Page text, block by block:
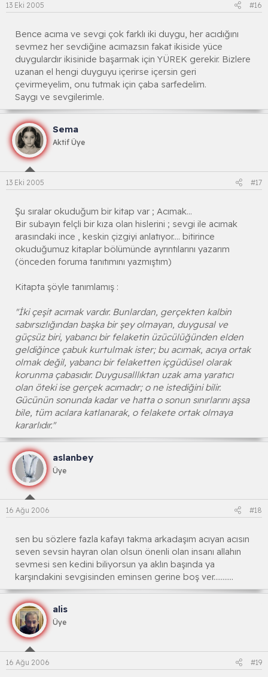
13 Eki 2005 #16
Bence acıma ve sevgi çok farklı iki duygu, her acıdığını
sevmez her sevdiğine acımazsın fakat ikiside yüce
duygulardır ikisinide başarmak için YÜREK gerekir. Bizlere
uzanan el hengi duyguyu içerirse içersin geri
çevirmeyelim, onu tutmak için çaba sarfedelim.
Saygı ve sevgilerimle.
Sema
Aktif Üye
13 Eki 2005 #17
Şu sıralar okuduğum bir kitap var ; Acımak...
Bir subayın felçli bir kıza olan hislerini ; sevgi ile acımak
arasındaki ince , keskin çizgiyi anlatıyor.... bitirince
okuduğumuz kitaplar bölümünde ayrıntılarını yazarım
(önceden foruma tanıtımını yazmıştım)
Kitapta şöyle tanımlamış :
"İki çeşit acımak vardır. Bunlardan, gerçekten kalbin
sabırsızlığından başka bir şey olmayan, duygusal ve
güçsüz biri, yabancı bir felaketin üzücülüğünden elden
geldiğince çabuk kurtulmak ister; bu acımak, acıya ortak
olmak değil, yabancı bir felaketten içgüdüsel olarak
korunma çabasıdır. Duygusalllıktan uzak ama yaratıcı
olan öteki ise gerçek acımadır; o ne istediğini bilir.
Gücünün sonunda kadar ve hatta o sonun sınırlarını aşsa
bile, tüm acılara katlanarak, o felakete ortak olmaya
kararlıdır."
aslanbey
Üye
16 Ağu 2006 #18
sen bu sözlere fazla kafayı takma arkadaşım acıyan acısın
seven sevsin hayran olan olsun önenli olan insanı allahın
sevmesi sen kedini biliyorsun ya aklın başında ya
karşındakini sevgisinden eminsen gerine boş ver...........
alis
Üye
16 Ağu 2006 #19